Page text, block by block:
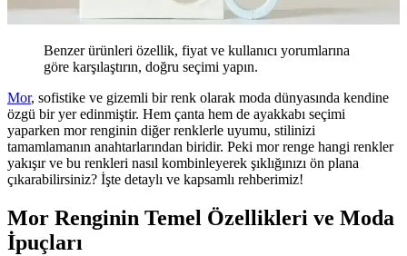
Benzer ürünleri özellik, fiyat ve kullanıcı yorumlarına
göre karşılaştırın, doğru seçimi yapın.
Mor, sofistike ve gizemli bir renk olarak moda dünyasında kendine
özgü bir yer edinmiştir. Hem çanta hem de ayakkabı seçimi
yaparken mor renginin diğer renklerle uyumu, stilinizi
tamamlamanın anahtarlarından biridir. Peki mor renge hangi renkler
yakışır ve bu renkleri nasıl kombinleyerek şıklığınızı ön plana
çıkarabilirsiniz? İşte detaylı ve kapsamlı rehberimiz!
Mor Renginin Temel Özellikleri ve Moda
İpuçları